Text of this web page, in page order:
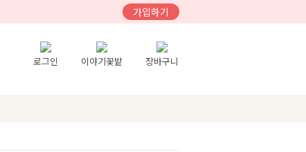
가입하기
로그인 이야기꽃밭 장바구니